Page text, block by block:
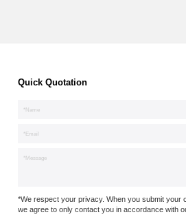
Quick Quotation
*We respect your privacy. When you submit your
we agree to only contact you in accordance with